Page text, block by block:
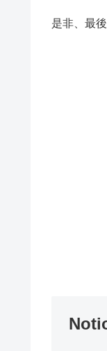
是非、最